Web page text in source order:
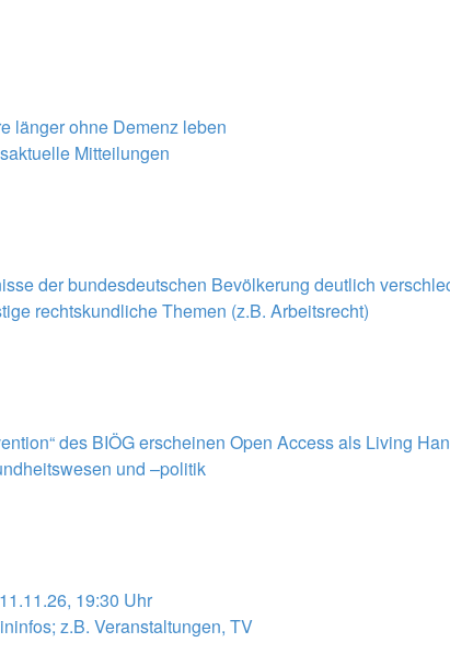
länger ohne Demenz leben
Mitteilungen
der bundesdeutschen Bevölkerung deutlich
rechtskundliche Themen (z.B. Arbeitsrecht)
des BIÖG erscheinen Open Access als Living
und –politik
19:30 Uhr
z.B. Veranstaltungen, TV